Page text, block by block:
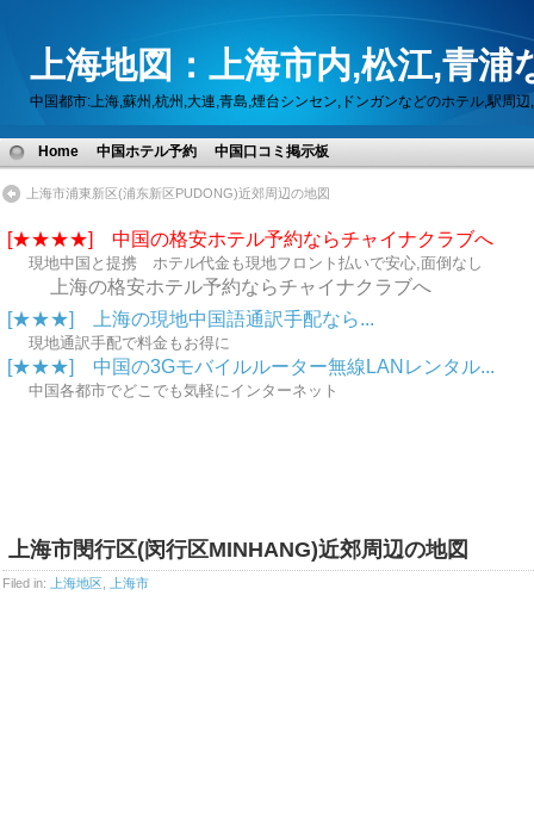
上海地図：上海市内,松江,青浦
中国都市:上海,蘇州,杭州,大連,青島,煙台シンセン,ドンガンなどのホテル,駅周
Home 中国ホテル予約 中国口コミ掲示板
上海市浦東新区(浦东新区PUDONG)近郊周辺の地図
[★★★★] 中国の格安ホテル予約ならチャイナクラブへ
現地中国と提携 ホテル代金も現地フロント払いで安心,面倒なし
上海の格安ホテル予約ならチャイナクラブへ
[★★★] 上海の現地中国語通訳手配なら...
現地通訳手配で料金もお得に
[★★★] 中国の3Gモバイルルーター無線LANレンタル...
中国各都市でどこでも気軽にインターネット
上海市閔行区(闵行区MINHANG)近郊周辺の地図
Filed in: 上海地区 上海市